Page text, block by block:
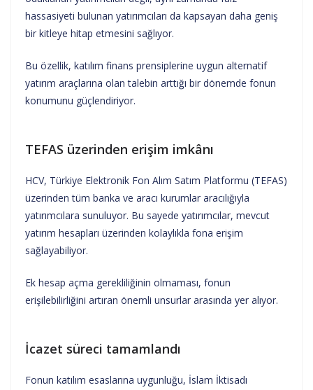
hassasiyeti bulunan yatırımcıları da kapsayan daha geniş
bir kitleye hitap etmesini sağlıyor.
Bu özellik, katılım finans prensiplerine uygun alternatif
yatırım araçlarına olan talebin arttığı bir dönemde fonun
konumunu güçlendiriyor.
TEFAS üzerinden erişim imkânı
HCV, Türkiye Elektronik Fon Alım Satım Platformu (TEFAS)
üzerinden tüm banka ve aracı kurumlar aracılığıyla
yatırımcılara sunuluyor. Bu sayede yatırımcılar, mevcut
yatırım hesapları üzerinden kolaylıkla fona erişim
sağlayabiliyor.
Ek hesap açma gerekliliğinin olmaması, fonun
erişilebilirliğini artıran önemli unsurlar arasında yer alıyor.
İcazet süreci tamamlandı
Fonun katılım esaslarına uygunluğu, İslam İktisadı